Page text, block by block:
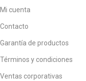
Mi cuenta
Contacto
Garantía de productos
Términos y condiciones
Ventas corporativas